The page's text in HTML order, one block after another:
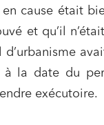
cause était
et qu’il
à la date du
exécutoire.